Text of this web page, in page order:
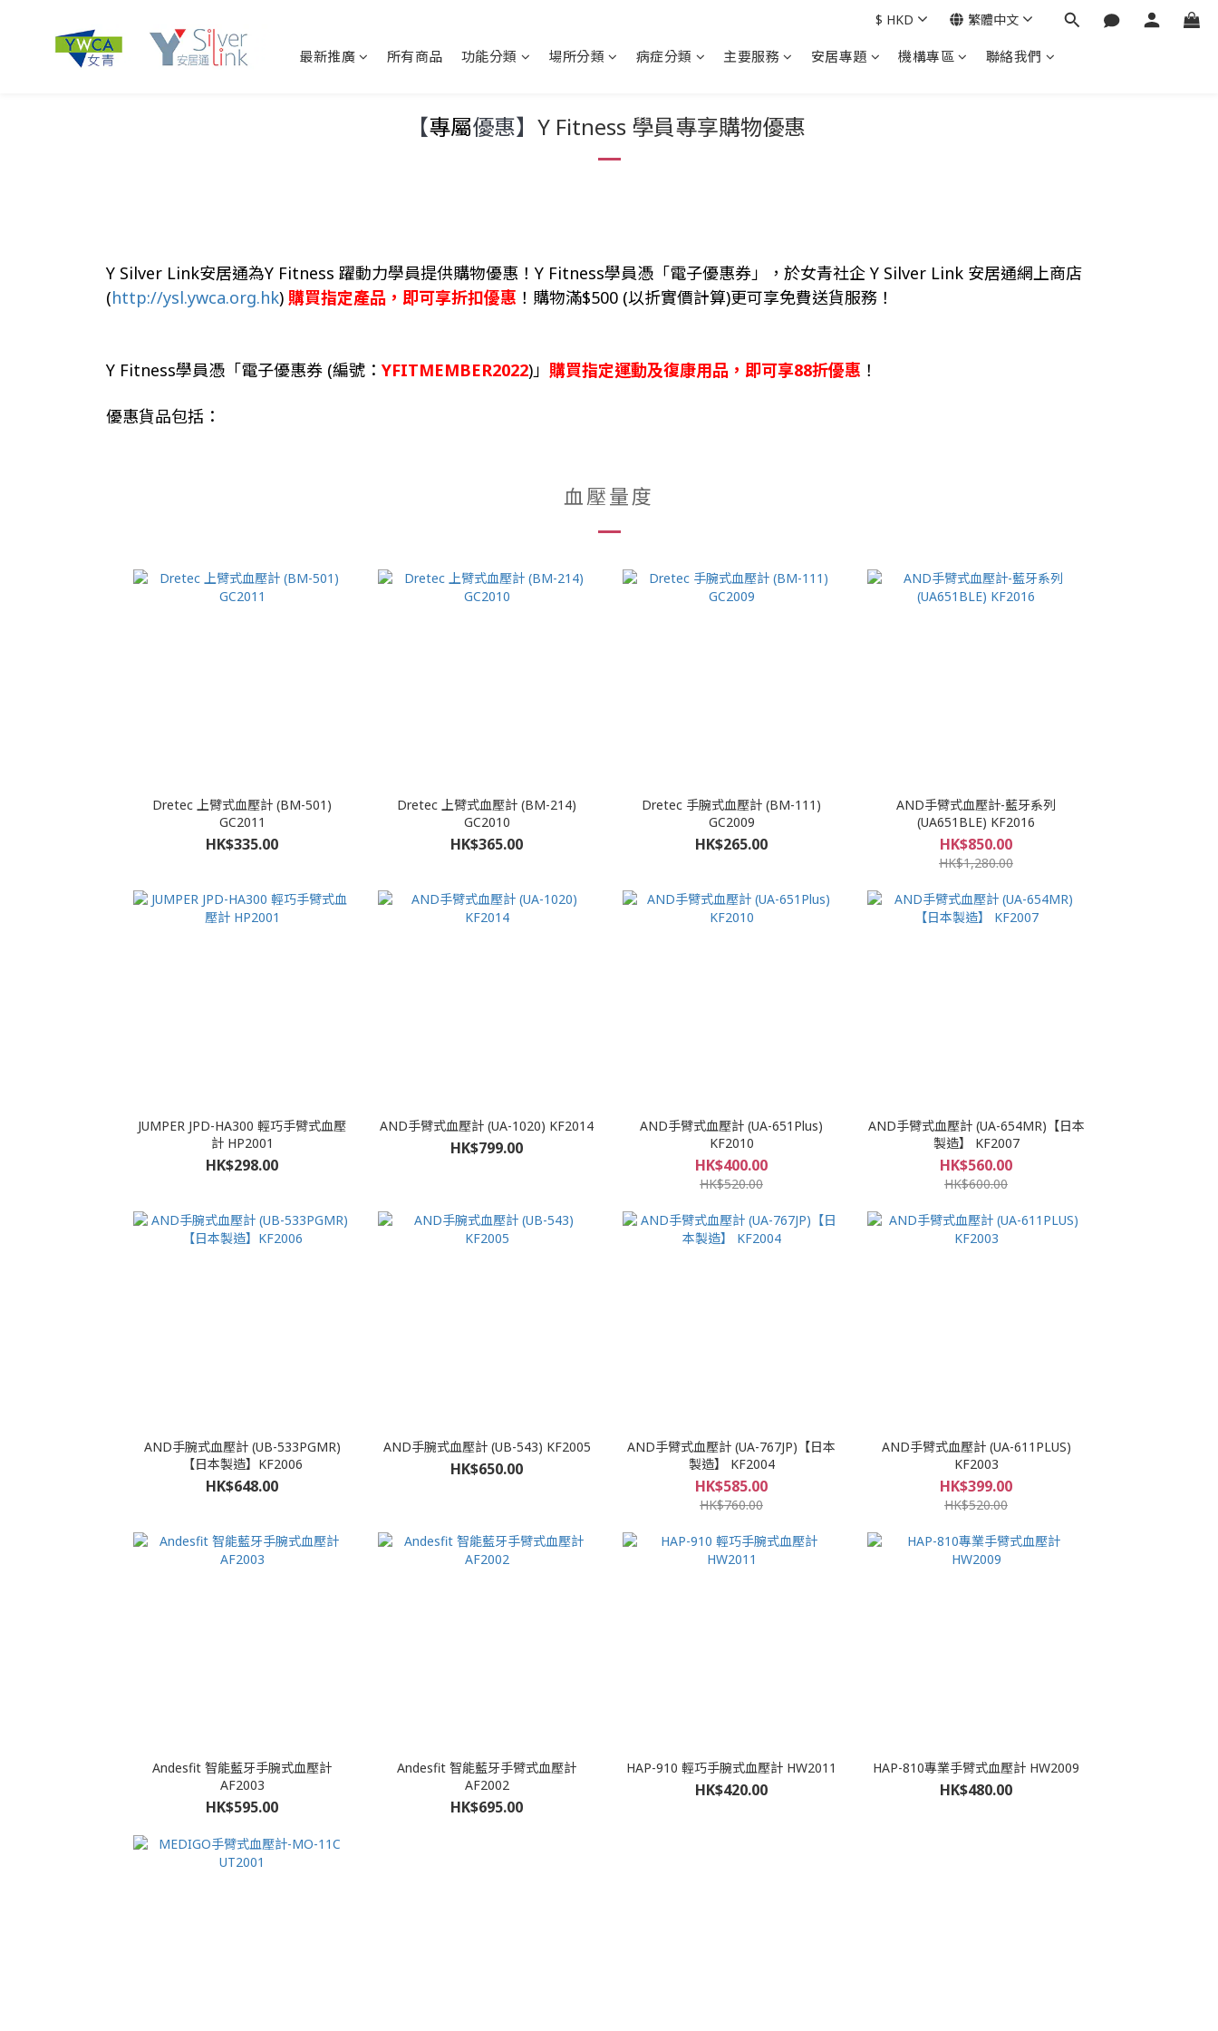
最新推廣 所有商品 功能分類 場所分類 病症分類 主要服務 安居專題 機構專區 聯絡我們
$ HKD 繁體中文
【專屬優惠】 Y Fitness 學員專享購物優惠
Y Silver Link安居通為Y Fitness 躍動力學員提供購物優惠！Y Fitness學員憑「電子優惠券」，於女青社企 Y Silver Link 安居通網上商店
(http://ysl.ywca.org.hk) 購買指定產品，即可享折扣優惠 ！購物滿$500 (以折實價計算)更可享免費送貨服務！
Y Fitness學員憑「電子優惠券 (編號： YFITMEMBER2022)」 購買指定運動及復康用品，即可享88折優惠 ！
優惠貨品包括：
血壓量度
Dretec 上臂式血壓計 (BM-501)
GC2011
HK$335.00
Dretec 上臂式血壓計 (BM-214)
GC2010
HK$365.00
Dretec 手腕式血壓計 (BM-111)
GC2009
HK$265.00
AND手臂式血壓計-藍牙系列
(UA651BLE) KF2016
HK$850.00
HK$1,280.00
JUMPER JPD-HA300 輕巧手臂式血壓
計 HP2001
HK$298.00
AND手臂式血壓計 (UA-1020) KF2014
HK$799.00
AND手臂式血壓計 (UA-651Plus)
KF2010
HK$400.00
HK$520.00
AND手臂式血壓計 (UA-654MR)【日本
製造】 KF2007
HK$560.00
HK$600.00
AND手腕式血壓計 (UB-533PGMR)
【日本製造】KF2006
HK$648.00
AND手腕式血壓計 (UB-543) KF2005
HK$650.00
AND手臂式血壓計 (UA-767JP)【日本
製造】 KF2004
HK$585.00
HK$760.00
AND手臂式血壓計 (UA-611PLUS)
KF2003
HK$399.00
HK$520.00
Andesfit 智能藍牙手腕式血壓計
AF2003
HK$595.00
Andesfit 智能藍牙手臂式血壓計
AF2002
HK$695.00
HAP-910 輕巧手腕式血壓計 HW2011
HK$420.00
HAP-810專業手臂式血壓計 HW2009
HK$480.00